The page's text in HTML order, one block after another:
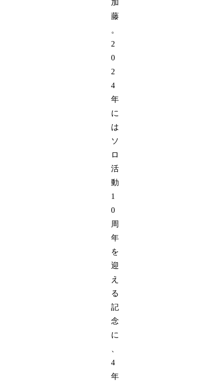
加
藤
。
2
0
2
4
年
に
は
ソ
ロ
活
動
1
0
周
年
を
迎
え
る
記
念
に
4
年